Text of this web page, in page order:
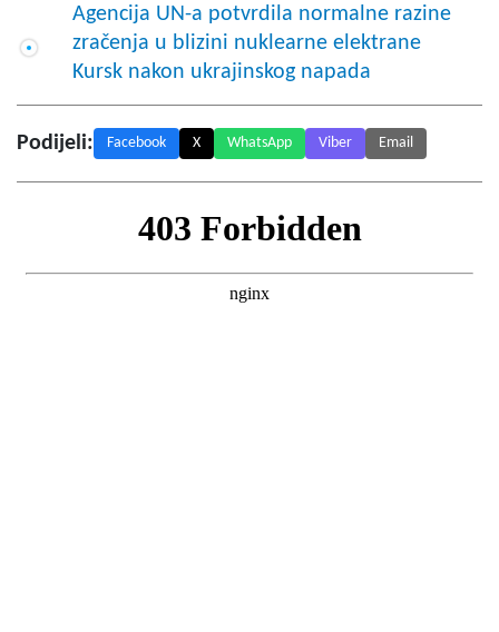
Agencija UN-a potvrdila normalne razine
zračenja u blizini nuklearne elektrane
Kursk nakon ukrajinskog napada
Podijeli: Facebook X WhatsApp Viber Email